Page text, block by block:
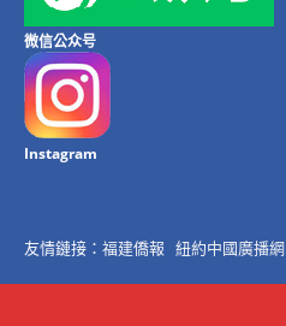
微信公众号
Instagram
友情鏈接： 福建僑報 紐約中國廣播網